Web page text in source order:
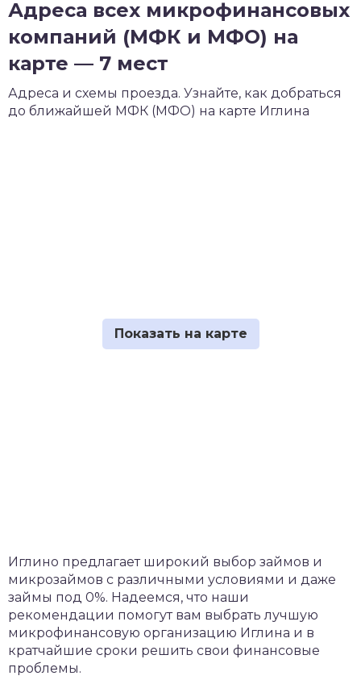
Адреса всех микрофинансовых
компаний (МФК и МФО) на
карте — 7 мест
Адреса и схемы проезда. Узнайте, как добраться
до ближайшей МФК (МФО) на карте Иглина
Иглино предлагает широкий выбор займов и
микрозаймов с различными условиями и даже
займы под 0%. Надеемся, что наши
рекомендации помогут вам выбрать лучшую
микрофинансовую организацию Иглина и в
кратчайшие сроки решить свои финансовые
проблемы.